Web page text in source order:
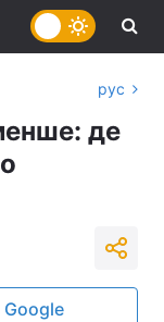
рус
де
Google